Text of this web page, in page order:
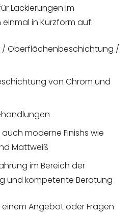
Lackierungen im
in Kurzform auf:
/ Oberflächenbeschichtung /
von Chrom und
auch moderne Finishs wie
Mattweiß
im Bereich der
und kompetente Beratung
einem Angebot oder Fragen